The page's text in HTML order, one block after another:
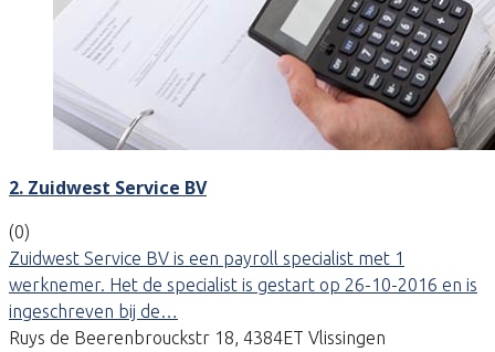
2. Zuidwest Service BV
(0)
Zuidwest Service BV is een payroll specialist met 1
werknemer. Het de specialist is gestart op 26-10-2016 en is
ingeschreven bij de…
Ruys de Beerenbrouckstr 18, 4384ET Vlissingen